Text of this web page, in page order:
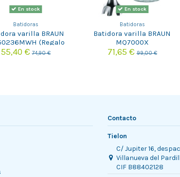
En stock
Batidoras
varilla BRAUN
(Regalo
La Española) Tactica
55,40 €74,90 €
En stock
Batidoras
Batidora varilla BRAUN
MQ7000X
71,65 €99,00 €
Contacto
Tielon
C/ Jupiter 16,
Villanueva del
CIF B88402128